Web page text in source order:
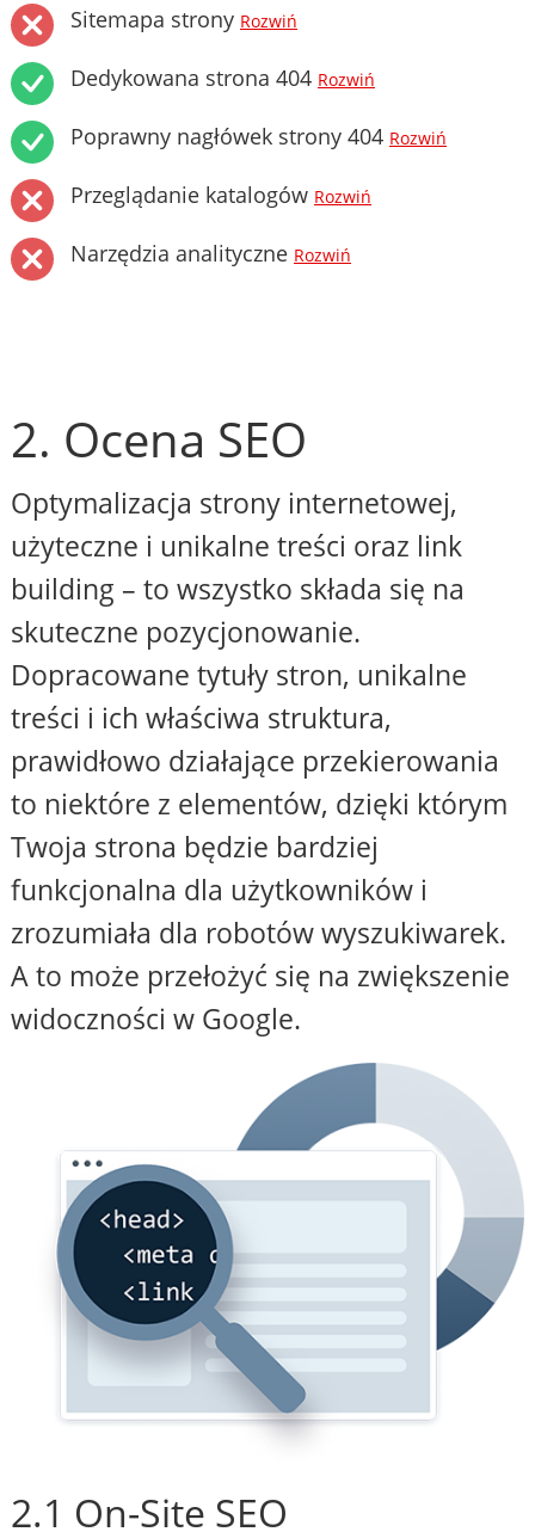
Sitemapa strony Rozwiń
Dedykowana strona 404 Rozwiń
Poprawny nagłówek strony 404 Rozwiń
Przeglądanie katalogów Rozwiń
Narzędzia analityczne Rozwiń
2. Ocena SEO
Optymalizacja strony internetowej,
użyteczne i unikalne treści oraz link
building – to wszystko składa się na
skuteczne pozycjonowanie.
Dopracowane tytuły stron, unikalne
treści i ich właściwa struktura,
prawidłowo działające przekierowania
to niektóre z elementów, dzięki którym
Twoja strona będzie bardziej
funkcjonalna dla użytkowników i
zrozumiała dla robotów wyszukiwarek.
A to może przełożyć się na zwiększenie
widoczności w Google.
2.1 On-Site SEO